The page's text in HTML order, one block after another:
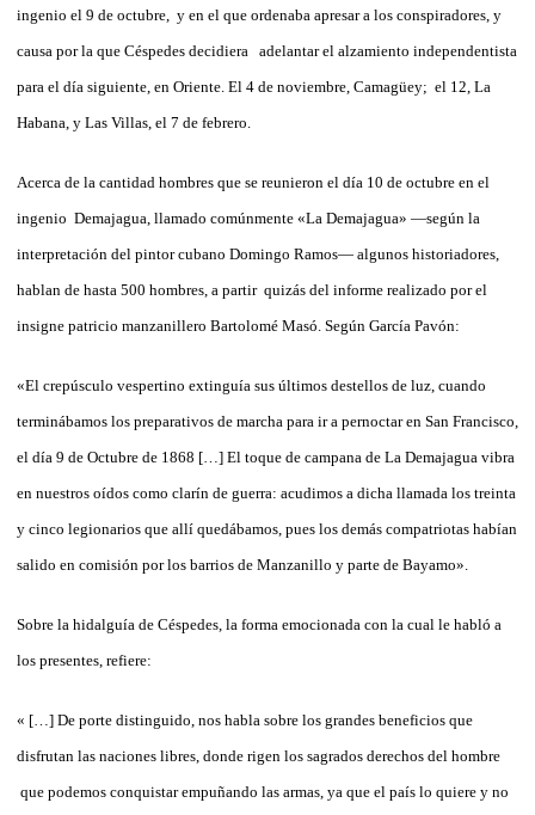
ingenio el 9 de octubre, y en el que ordenaba apresar a los conspiradores, y
causa por la que Céspedes decidiera adelantar el alzamiento independentista
para el día siguiente, en Oriente. El 4 de noviembre, Camagüey; el 12, La
Habana, y Las Villas, el 7 de febrero.
Acerca de la cantidad hombres que se reunieron el día 10 de octubre en el
ingenio Demajagua, llamado comúnmente «La Demajagua» —según la
interpretación del pintor cubano Domingo Ramos— algunos historiadores,
hablan de hasta 500 hombres, a partir quizás del informe realizado por el
insigne patricio manzanillero Bartolomé Masó. Según García Pavón:
«El crepúsculo vespertino extinguía sus últimos destellos de luz, cuando
terminábamos los preparativos de marcha para ir a pernoctar en San Francisco,
el día 9 de Octubre de 1868 […] El toque de campana de La Demajagua vibra
en nuestros oídos como clarín de guerra: acudimos a dicha llamada los treinta
y cinco legionarios que allí quedábamos, pues los demás compatriotas habían
salido en comisión por los barrios de Manzanillo y parte de Bayamo».
Sobre la hidalguía de Céspedes, la forma emocionada con la cual le habló a
los presentes, refiere:
« […] De porte distinguido, nos habla sobre los grandes beneficios que
disfrutan las naciones libres, donde rigen los sagrados derechos del hombre
que podemos conquistar empuñando las armas, ya que el país lo quiere y no